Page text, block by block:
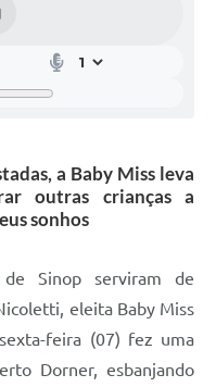
a Baby Miss leva
outras crianças a
sonhos
Sinop serviram de
eleita Baby Miss
feira (07) fez uma
Dorner, esbanjando